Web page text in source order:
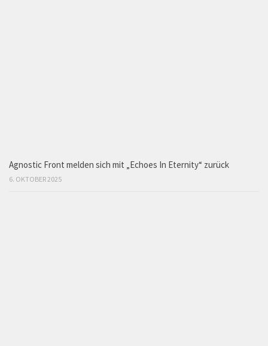
Agnostic Front melden sich mit „Echoes In Eternity“ zurück
6. OKTOBER 2025